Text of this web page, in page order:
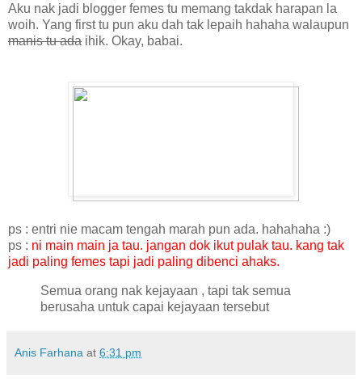
Aku nak jadi blogger femes tu memang takdak harapan la
woih. Yang first tu pun aku dah tak lepaih hahaha walaupun
manis tu ada ihik. Okay, babai.
ps : entri nie macam tengah marah pun ada. hahahaha :)
ps : ni main main ja tau. jangan dok ikut pulak tau. kang tak
jadi paling femes tapi jadi paling dibenci ahaks.
Semua orang nak kejayaan , tapi tak semua
berusaha untuk capai kejayaan tersebut
Anis Farhana at 6:31 pm